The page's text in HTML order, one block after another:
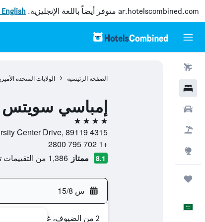
ar.hotelscombined.com متوفر أيضاً باللغة الإنجليزية.
الصفحة الرئيسية الولايات المتحدة
إمباسي سويتس
4 نجوم
4315 University Center Drive, 89119, لاس فيغاس, نيفادا, الولايات المتحدة الأميريكية
+1 702 795 2800
8.1 ممتاز 1,386 من التقييمات تم التحقق منها
س 15/8
2 من الضيوف، غرفة واحدة